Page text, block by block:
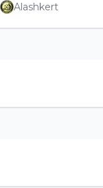
Alashkert